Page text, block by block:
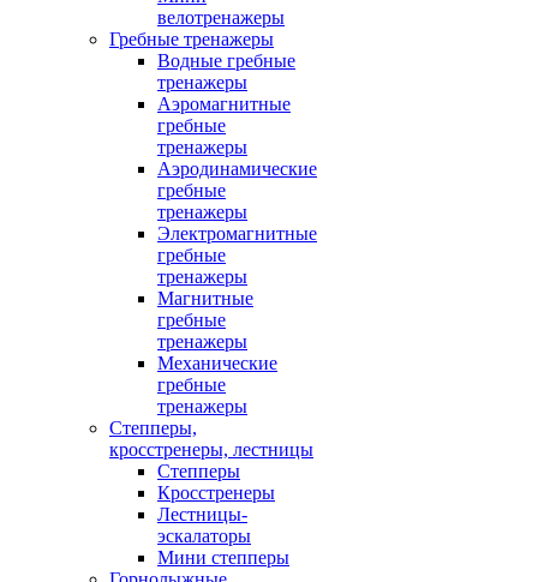
велотренажеры
Гребные тренажеры
Водные гребные
тренажеры
Аэромагнитные
гребные
тренажеры
Аэродинамические
гребные
тренажеры
Электромагнитные
гребные
тренажеры
Магнитные
гребные
тренажеры
Механические
гребные
тренажеры
Степперы,
кросстренеры, лестницы
Степперы
Кросстренеры
Лестницы-
эскалаторы
Мини степперы